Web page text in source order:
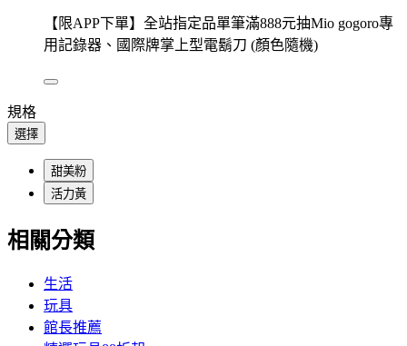
【限APP下單】全站指定品單筆滿888元抽Mio gogoro專
用記錄器、國際牌掌上型電鬍刀 (顏色隨機)
規格
選擇
甜美粉
活力黃
相關分類
生活
玩具
館長推薦